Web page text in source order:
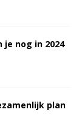
je nog in 2024
plan